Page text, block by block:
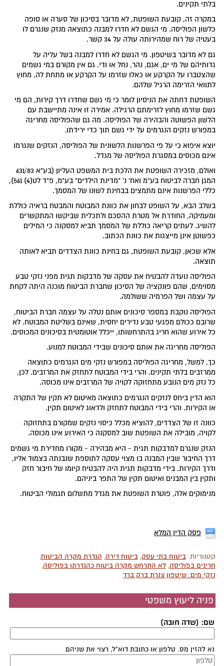
בלתי תקינים.
במקרה זה, קובעת השופטת, לא מדובר בסיכון של סערה או סופה
כלשון הפוליסה. מי הגשם לא חדרו למבנה כתוצאה מנזק שנגרם לו
בעטיה של רוח שמהירותה עולה על 34 קשר.
גם לא מדובר בשיטפון. מי הגשם לא חדרו למבנה בשל עליה על
גדותיהם של מי ים, אגם, נהר, נחל או ודי. גם אין מקורם במי גשמים
שהצטברו על הקרקע או כאלו שזרמו על הקרקע או מתחת לה, מחוץ
לתוואי הזרימה הרגיל שלהם.
השופטת דחתה את הניסיון לומר כי מי גשם שחדרו דרך קירות, הם מי
גשם שזרמו מחוץ לזרימתם הרגילה. אמירה זו אינה מתיישבת עם
הלשון הפשוטה והבהירה של הפוליסה. מה גם שהפוליסה מחריגה
במפורש נזקים הנגרמים על ידי גשם תוך כדי ירידתו.
יוצא איפוא כי על פי הפרשנות הלשונית של הפוליסה, הנזקים שנגרמו
אינם מכוסים במסגרת הפוליסה של מגדל.
ואולם, מזכירה השופטת את הלכת בית המשפט העליון (בע"א 631/83
המגן חברה לביטוח בע"מ ואח' נ' "מדינת הילדים" בע"מ, פ"ד לט(4) 561),
כללי הפרשנות אינם מתמצים בבחינת לשונו של המסמך.
בשלב הבא, על השופט לבחון את כוונת המבוטח והמבטח בראיה כוללת
ומעמיקה, החודרת אל מטרת ההסכם ולתכלית שביקשו המתקשרים
להשיג. לעתים קריאה כוללת של המסמך תביא למסקנה כי המילים
כפשוטן אינן מייצגות את כוונת הכתוב.
אלא שכאן, קובעת השופטת, גם בחינת כוונת הצדדים תביא לאותה
תוצאה.
הפוליסה נועדה להבטיח את עסקה של מדבקות תגית מפני נזקי טבע
מסוימים, שהם פונקציה של הסיכון שחברת הביטוח מוכנה היתה לקחת
על עצמה ושל הפרמיה ששולמה.
הפוליסה נוקבת במספר סיכונים אותם נטלה על עצמה חברת הביטוח,
שרובם ככולם מפגעי טבע נדירים יחסית, שאינם בשליטת המבוטח. לא
כל אירוע שהוא חריג בהתרחשותו, ייכלל אוטומטית בסיכונים המכוסים.
הפוליסה מחריגה את אותם סיכונים שבידי המבוטח למנוע.
כך, למשל, מחריגה הפוליסה במפורש נזקי מים הנגרמים כתוצאה
ממרזבים בלתי תקינים. והרי בידי המבוטח לתחזק את המרזבים. לכן,
כל נזק מים הנובע מתחזוקה לקויה של המרזבים אינו מכוסה.
הוא הדין ביחס לנזקים הנגרמים כתוצאה מאיטום לא תקין של התקרה
או הקירות. והרי בידי המבוטח לתחזק ולדאוג לאיטום תקין.
כוונה זו של הצדדים, להוציא מכלל כיסוי נזקים שמקורם בתחזוקה
לקויה, מובילה את השופטת שוב למסקנה כי האירוע אינו מכוסה.
הנזק שנגרם למדבקות תגית - היא מבהירה - מקורו מחדירת מי גשמים
דרך החיבור שבין המבנה בו מצוי עסקה לתוספת שנבנתה בצמוד אליו,
ודרך הקירות. בידי מדבקות תגית היה להבטיח קיומו של חיבור חזק
ותקין בין המבנים ואיטום תקין של התפר ביניהם.
מנימוקים אלה, פוטרת השופטת את מגדל מתשלום תגמולי הביטוח.
פסק הדין המלא
קטגוריות:ביטוח בתי עסק,ביטוח דירה, הגדרת מקרה הביטוח,
חריגים בפוליסה,לא התרחש מקרה ביטוח כהגדרתו בפוליסה,
נזקי מים: שיטפון צנרת ברק ברד
פניה ליעוץ משפטי
שם: (שדה חובה)
נא להזין מס. טלפון או כתובת דוא"ל, רצוי את שניהם